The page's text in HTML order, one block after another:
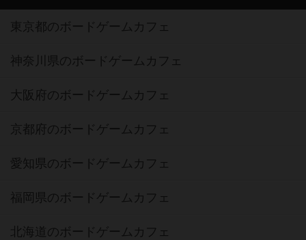
東京都のボードゲームカフェ
神奈川県のボードゲームカフェ
大阪府のボードゲームカフェ
京都府のボードゲームカフェ
愛知県のボードゲームカフェ
福岡県のボードゲームカフェ
北海道のボードゲームカフェ